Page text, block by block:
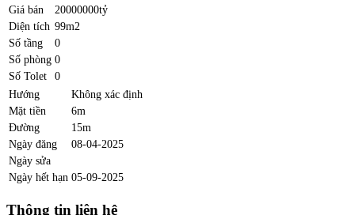
Giá bán
20000000tỷ
Diện tích 99m2
Số tầng
0
Số phòng 0
Số Tolet
0
Hướng
Không xác định
Mặt tiền
6m
Đường
15m
Ngày đăng
08-04-2025
Ngày sửa
Ngày hết hạn 05-09-2025
Thông tin liên hệ